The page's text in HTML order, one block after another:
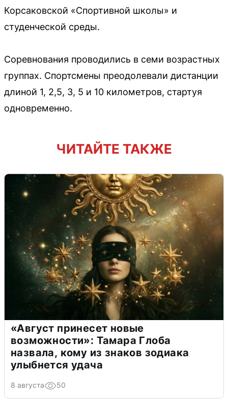
Корсаковской «Спортивной школы» и
студенческой среды.
Соревнования проводились в семи возрастных
группах. Спортсмены преодолевали дистанции
длиной 1, 2,5, 3, 5 и 10 километров, стартуя
одновременно.
ЧИТАЙТЕ ТАКЖЕ
«Август принесет новые
возможности»: Тамара Глоба
назвала, кому из знаков зодиака
улыбнется удача
8 августа 50